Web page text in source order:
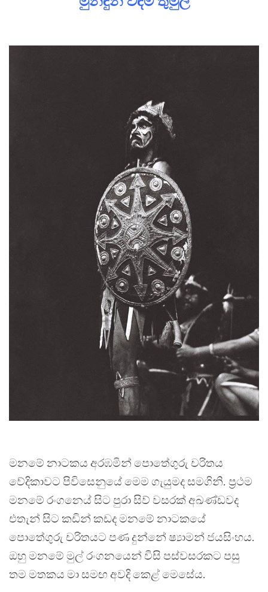
මනමේ නාටකය අරඹමින් පොතේගුරු චරිතය
වේදිකාවට පිවිසෙනුයේ මෙම ගැයුමද සමගිනි. ප්‍රථම
මනමේ රංගනෙය් සිට පුරා සිව් වසරක් අඛණ්ඩවද
එතැන් සිට කඩින් කඩද මනමේ නාටකයේ
පොතේගුරු චරිතයට පණ දුන්නේ ෂ්‍යාමන් ජයසිංහය.
ඔහු මනමේ මුල් රංගනයෙන් විසි පස්වසරකට පසු
තම මතකය මා සමඟ අවදි කෙළ් මෙසේය.